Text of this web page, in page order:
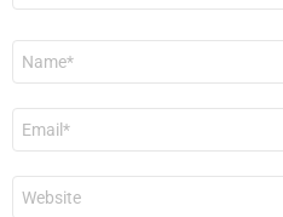
Nom
E-
mail
*
Site
web